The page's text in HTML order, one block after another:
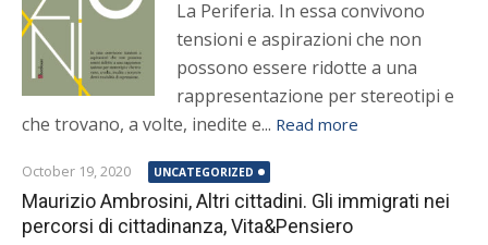
La Periferia. In essa convivono
tensioni e aspirazioni che non
possono essere ridotte a una
rappresentazione per stereotipi e
che trovano, a volte, inedite e... Read more
October 19, 2020 UNCATEGORIZED
Maurizio Ambrosini, Altri cittadini. Gli immigrati nei
percorsi di cittadinanza, Vita&Pensiero